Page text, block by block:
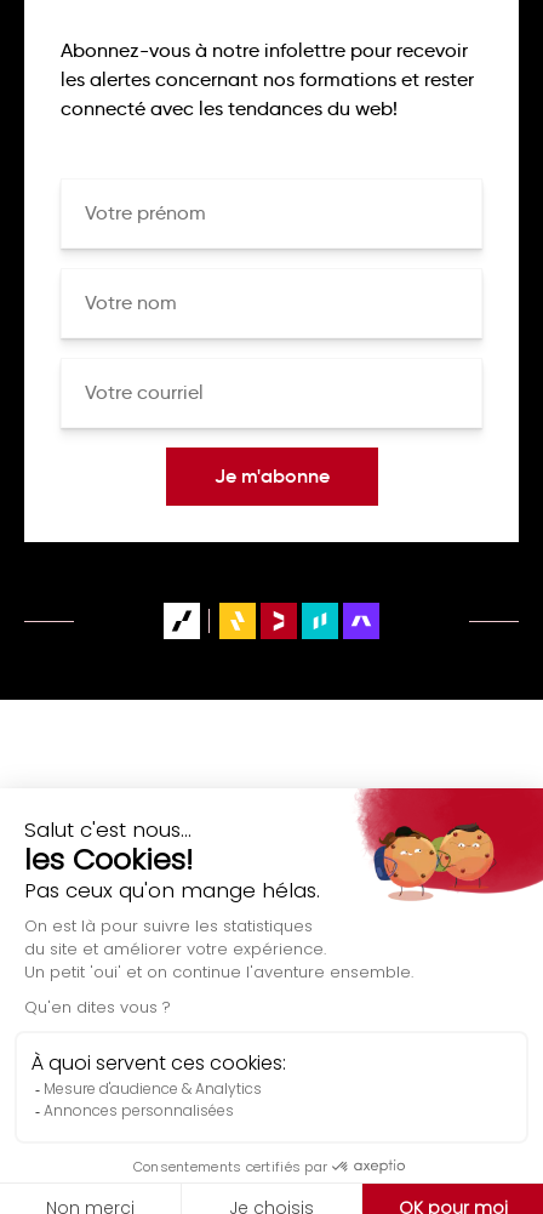
Évaluation gratuite
Abonnez-vous à notre infolettre pour recevoir
les alertes concernant nos formations et rester
connecté avec les tendances du web!